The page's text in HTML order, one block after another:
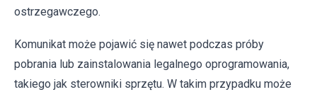
ostrzegawczego.
Komunikat może pojawić się nawet podczas próby
pobrania lub zainstalowania legalnego oprogramowania,
takiego jak sterowniki sprzętu. W takim przypadku może